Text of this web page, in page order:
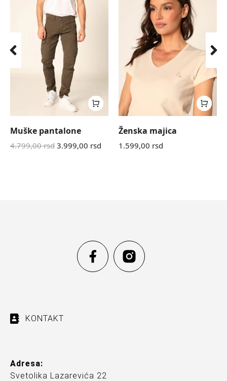
Muške pantalone
4.799,00rsd 3.999,00 rsd
Ženska majica
1.599,00 rsd
KONTAKT
Adresa:
Svetolika Lazarevića 22